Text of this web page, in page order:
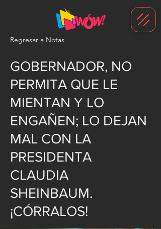
Regresar a Notas
GOBERNADOR, NO
PERMITA QUE LE
MIENTAN Y LO
ENGAÑEN; LO DEJAN
MAL CON LA
PRESIDENTA
CLAUDIA
SHEINBAUM.
¡CÓRRALOS!